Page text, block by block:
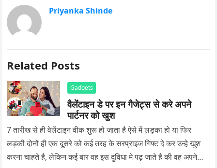
Priyanka Shinde
Related Posts
Gadgets
वैलेंटाइन डे पर इन गैजेट्स से करे अपने
पार्टनर को खुश
7 तारीख से ही वेलेंटाइन वीक शुरू हो जाता है ऐसे में लड़का हो या फिर
लड़की दोनों ही एक दूसरे को कई तरह के सरप्राइज गिफ्ट दे कर उन्हे खुश
करना चाहते है, लेकिन कई बार वह इस दुविधा मे पढ़ जाते है की वह अपने